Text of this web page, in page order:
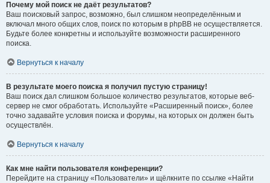
Почему мой поиск не даёт результатов?
Ваш поисковый запрос, возможно, был слишком неопределённым и
включал много общих слов, поиск по которым в phpBB не осуществляется.
Будьте более конкретны и используйте возможности расширенного
поиска.
Вернуться к началу
В результате моего поиска я получил пустую страницу!
Ваш поиск дал слишком большое количество результатов, которые веб-
сервер не смог обработать. Используйте «Расширенный поиск», более
точно задавайте условия поиска и форумы, на которых он должен быть
осуществлён.
Вернуться к началу
Как мне найти пользователя конференции?
Перейдите на страницу «Пользователи» и щёлкните по ссылке «Найти